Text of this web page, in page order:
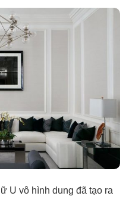
U vô hình dung đã tạo ra